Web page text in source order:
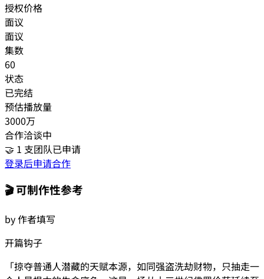
授权价格
面议
面议
集数
60
状态
已完结
预估播放量
3000万
合作洽谈中
🤝 1 支团队已申请
登录后申请合作
🎬 可制作性参考
by 作者填写
开篇钩子
「掠夺普通人潜藏的天赋本源，如同强盗洗劫财物，只抽走一